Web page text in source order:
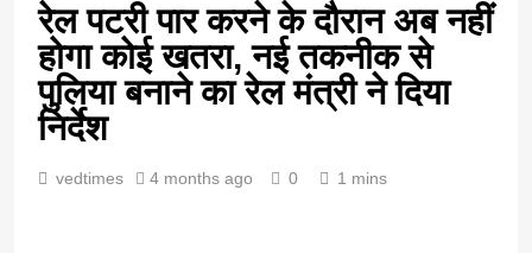
रेल पटरी पार करने के दौरान अब नहीं
होगा कोई खतरा, नई तकनीक से
पुलिया बनाने का रेल मंत्री ने दिया
निर्देश
vedtimes 4 months ago 0 1 mins